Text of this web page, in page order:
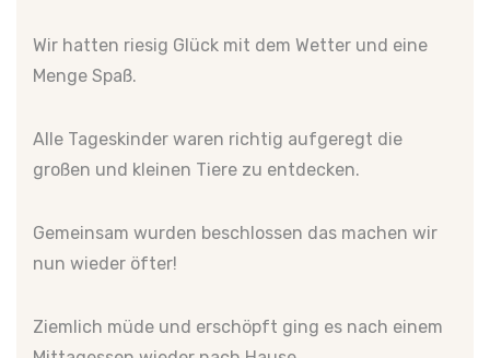
Wir hatten riesig Glück mit dem Wetter und eine
Menge Spaß.
Alle Tageskinder waren richtig aufgeregt die
großen und kleinen Tiere zu entdecken.
Gemeinsam wurden beschlossen das machen wir
nun wieder öfter!
Ziemlich müde und erschöpft ging es nach einem